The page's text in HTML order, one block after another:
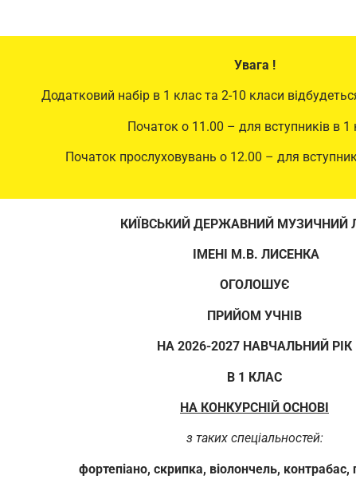
Увага !
Додатковий набір в 1 клас та 2-10 класи
Початок о 11.00 – для вступників в 1
Початок прослуховувань о 12.00 – для
КИЇВСЬКИЙ ДЕРЖАВНИЙ МУЗИЧНИЙ
ІМЕНІ М.В. ЛИСЕНКА
ОГОЛОШУЄ
ПРИЙОМ УЧНІВ
НА 2026-2027 НАВЧАЛЬНИЙ РІК
В 1 КЛАС
НА КОНКУРСНІЙ ОСНОВІ
з таких спеціальностей:
фортепіано, скрипка, віолончель, контрабас,